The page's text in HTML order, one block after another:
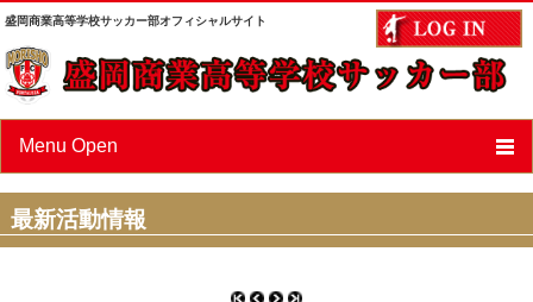
盛岡商業高等学校サッカー部オフィシャルサイト
Menu Open
ニュース
スケジュール
最新活動情報